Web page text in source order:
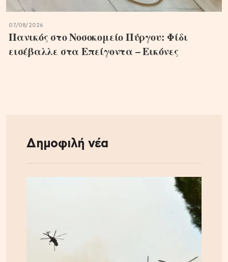
07/08/2026
Πανικός στο Νοσοκομείο Πύργου: Φίδι
εισέβαλλε στα Επείγοντα – Εικόνες
Δημοφιλή νέα